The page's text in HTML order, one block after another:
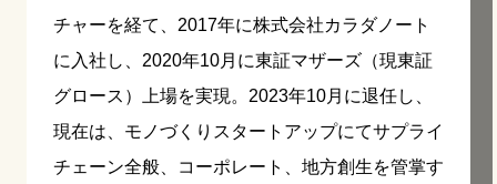
チャーを経て、2017年に株式会社カラダノート
に入社し、2020年10月に東証マザーズ（現東証
グロース）上場を実現。2023年10月に退任し、
現在は、モノづくりスタートアップにてサプライ
チェーン全般、コーポレート、地方創生を管掌す